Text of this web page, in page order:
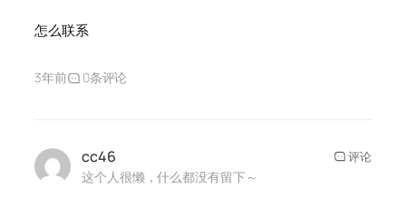
怎么联系
3年前 0条评论
cc46
这个人很懒，什么都没有留下～
评论